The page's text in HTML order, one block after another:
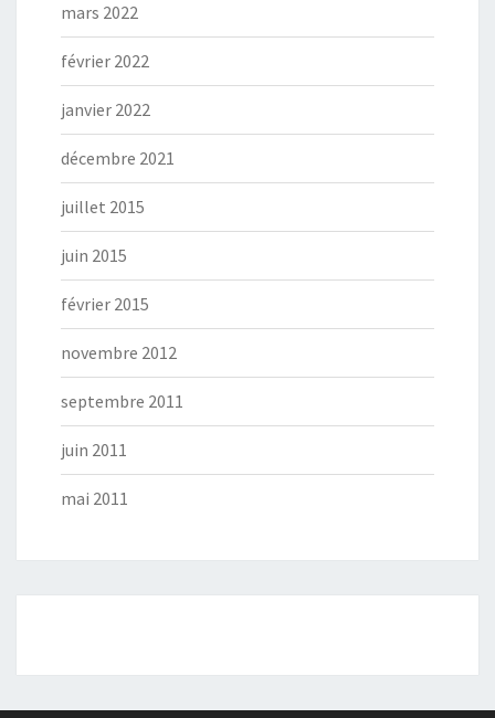
mars 2022
février 2022
janvier 2022
décembre 2021
juillet 2015
juin 2015
février 2015
novembre 2012
septembre 2011
juin 2011
mai 2011